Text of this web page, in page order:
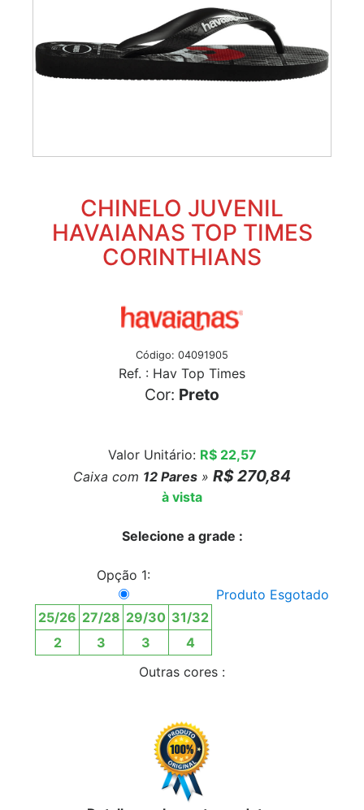
CHINELO JUVENIL
HAVAIANAS TOP TIMES
CORINTHIANS
Código: 04091905
Ref. : Hav Top Times
Cor: Preto
Valor Unitário: R$ 22,57
Caixa com 12 Pares » R$ 270,84
à vista
Selecione a grade :
Opção 1:
25/26 27/28 29/30 31/32
2
3 3 4
Produto Esgotado
Outras cores :